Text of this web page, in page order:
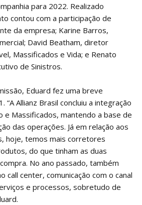
para 2022. Realizado
contou com a participação de
da empresa; Karine Barros,
David Beatham, diretor
Massificados e Vida; e Renato
de Sinistros.
Eduard fez uma breve
Allianz Brasil concluiu a integração
e Massificados, mantendo a base de
das operações. Já em relação aos
hoje, temos mais corretores
do que tinham as duas
No ano passado, também
call center, comunicação com o canal
e processos, sobretudo de